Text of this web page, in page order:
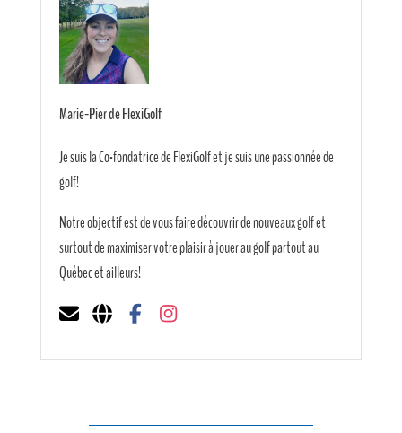
Marie-Pier de FlexiGolf
Je suis la Co-fondatrice de FlexiGolf et je suis une passionnée de
golf!
Notre objectif est de vous faire découvrir de nouveaux golf et
surtout de maximiser votre plaisir à jouer au golf partout au
Québec et ailleurs!